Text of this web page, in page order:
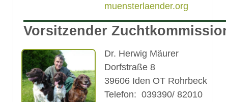
muensterlaender.org
Vorsitzender
Dr. Herwig Mäurer
Dorfstraße 8
39606 Iden OT Rohrbeck
Telefon: 039390/ 82010